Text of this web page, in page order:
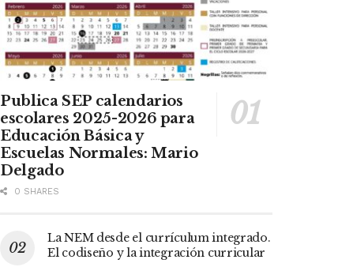
Publica SEP calendarios
escolares 2025-2026 para
Educación Básica y
Escuelas Normales: Mario
Delgado
0 SHARES
La NEM desde el currículum integrado.
El codiseño y la integración curricular